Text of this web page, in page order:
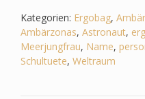
Rakete
-
Astronaut
-
Kategorien: Ergobag,
Ambärzonas, Astronaut,
Meerjungfrau, Name,
Schultuete, Weltraum